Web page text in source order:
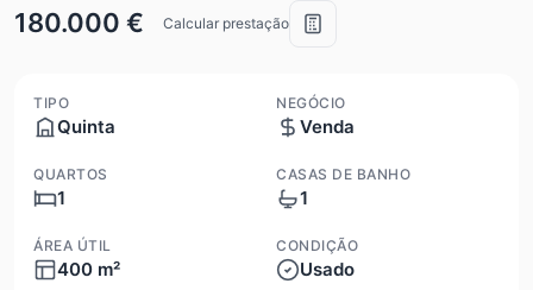
180.000 €
Calcular prestação
TIPO
Quinta
NEGÓCIO
Venda
QUARTOS
1
CASAS DE BANHO
1
ÁREA ÚTIL
400 m²
CONDIÇÃO
Usado